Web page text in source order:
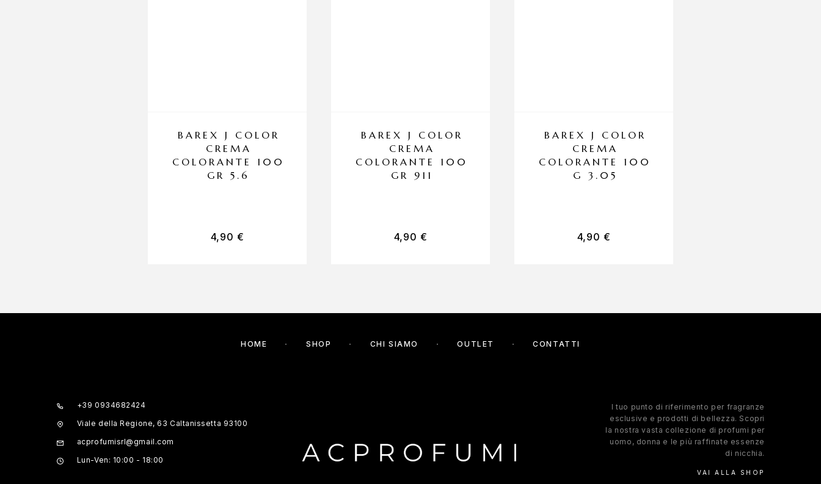
BAREX J COLOR
CREMA
COLORANTE 100
GR 5.6
4,90 €
BAREX J COLOR
CREMA
COLORANTE 100
GR 911
4,90 €
BAREX J COLOR
CREMA
COLORANTE 100
G 3.05
4,90 €
HOME SHOP CHI SIAMO OUTLET CONTATTI
+39 0934682424
Viale della Regione, 63 Caltanissetta 93100
acprofumisrl@gmail.com
Lun-Ven: 10:00 - 18:00
l tuo punto di riferimento per fragranze
esclusive e prodotti di bellezza. Scopri
la nostra vasta collezione di profumi per
uomo, donna e le più raffinate essenze
di nicchia.
VAI ALLA SHOP